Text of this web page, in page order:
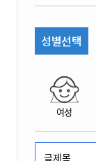
성별선택
여성